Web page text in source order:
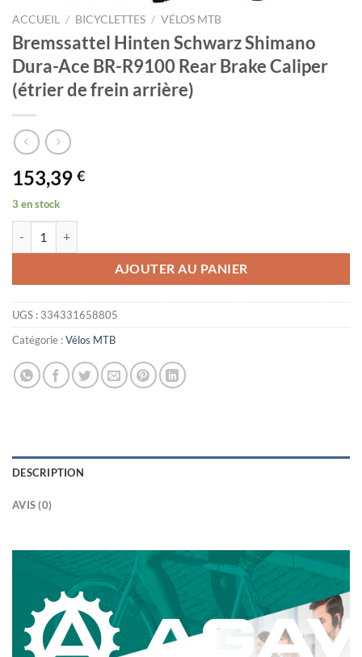
ACCUEIL / BICYCLETTES / VÉLOS MTB
Bremssattel Hinten Schwarz Shimano
Dura-Ace BR-R9100 Rear Brake Caliper
(étrier de frein arrière)
153,39 €
3 en stock
AJOUTER AU PANIER
UGS : 334331658805
Catégorie :Vélos MTB
DESCRIPTION
AVIS (0)